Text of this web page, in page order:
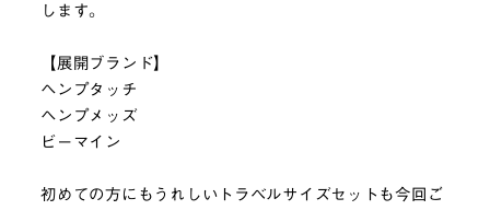
します。
【展開ブランド】
ヘンプタッチ
ヘンプメッズ
ビーマイン
初めての方にもうれしいトラベルサイズセットも今回ご